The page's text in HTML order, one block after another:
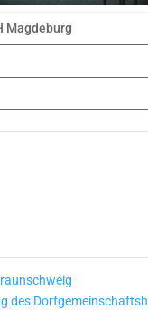
Magdeburg
des